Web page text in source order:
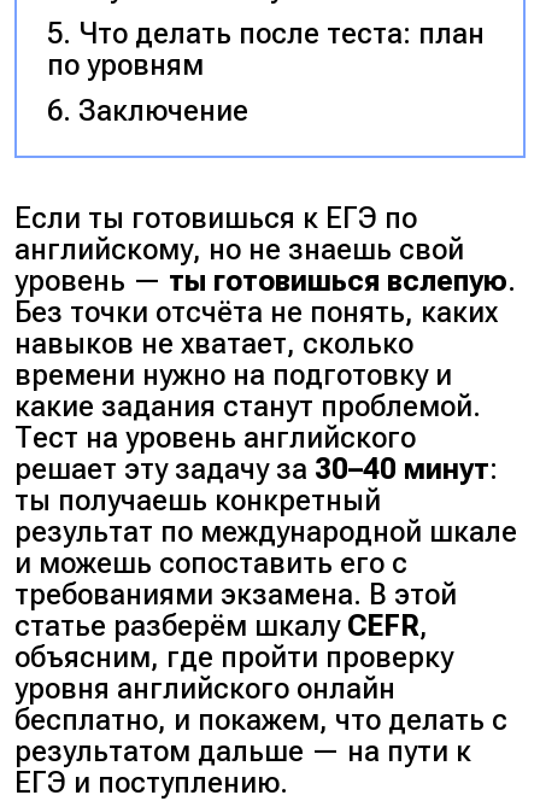
Что делать после теста: план
по уровням
Заключение
Если ты готовишься к ЕГЭ по
английскому, но не знаешь свой
уровень — ты готовишься вслепую.
Без точки отсчёта не понять, каких
навыков не хватает, сколько
времени нужно на подготовку и
какие задания станут проблемой.
Тест на уровень английского
решает эту задачу за 30–40 минут:
ты получаешь конкретный
результат по международной шкале
и можешь сопоставить его с
требованиями экзамена. В этой
статье разберём шкалу CEFR,
объясним, где пройти проверку
уровня английского онлайн
бесплатно, и покажем, что делать с
результатом дальше — на пути к
ЕГЭ и поступлению.